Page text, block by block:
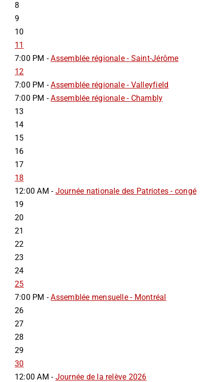
8
9
10
11
7:00 PM -Assemblée régionale - Saint-Jérôme
12
7:00 PM -Assemblée régionale - Valleyfield
7:00 PM -Assemblée régionale - Chambly
13
14
15
16
17
18
12:00 AM - Journée nationale des Patriotes - congé
19
20
21
22
23
24
25
7:00 PM -Assemblée mensuelle - Montréal
26
27
28
29
30
12:00 AM - Journée de la relève 2026